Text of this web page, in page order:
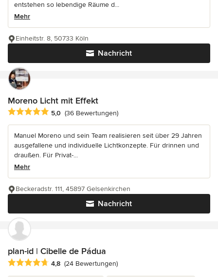
entstehen so lebendige Räume d...
Mehr
Nachricht
Einheitstr. 8, 50733 Köln
Moreno Licht mit Effekt
Durchschnittliche Bewertung: 5 von 5 Sternen
5,0 (36 Bewertungen)
Manuel Moreno und sein Team realisieren seit über 29 Jahren
ausgefallene und individuelle Lichtkonzepte. Für drinnen und
draußen. Für Privat-...
Mehr
Nachricht
Beckeradstr. 111, 45897 Gelsenkirchen
plan-id | Cibelle de Pádua
Durchschnittliche Bewertung: 4.8 von 5 Sternen
4,8 (24 Bewertungen)